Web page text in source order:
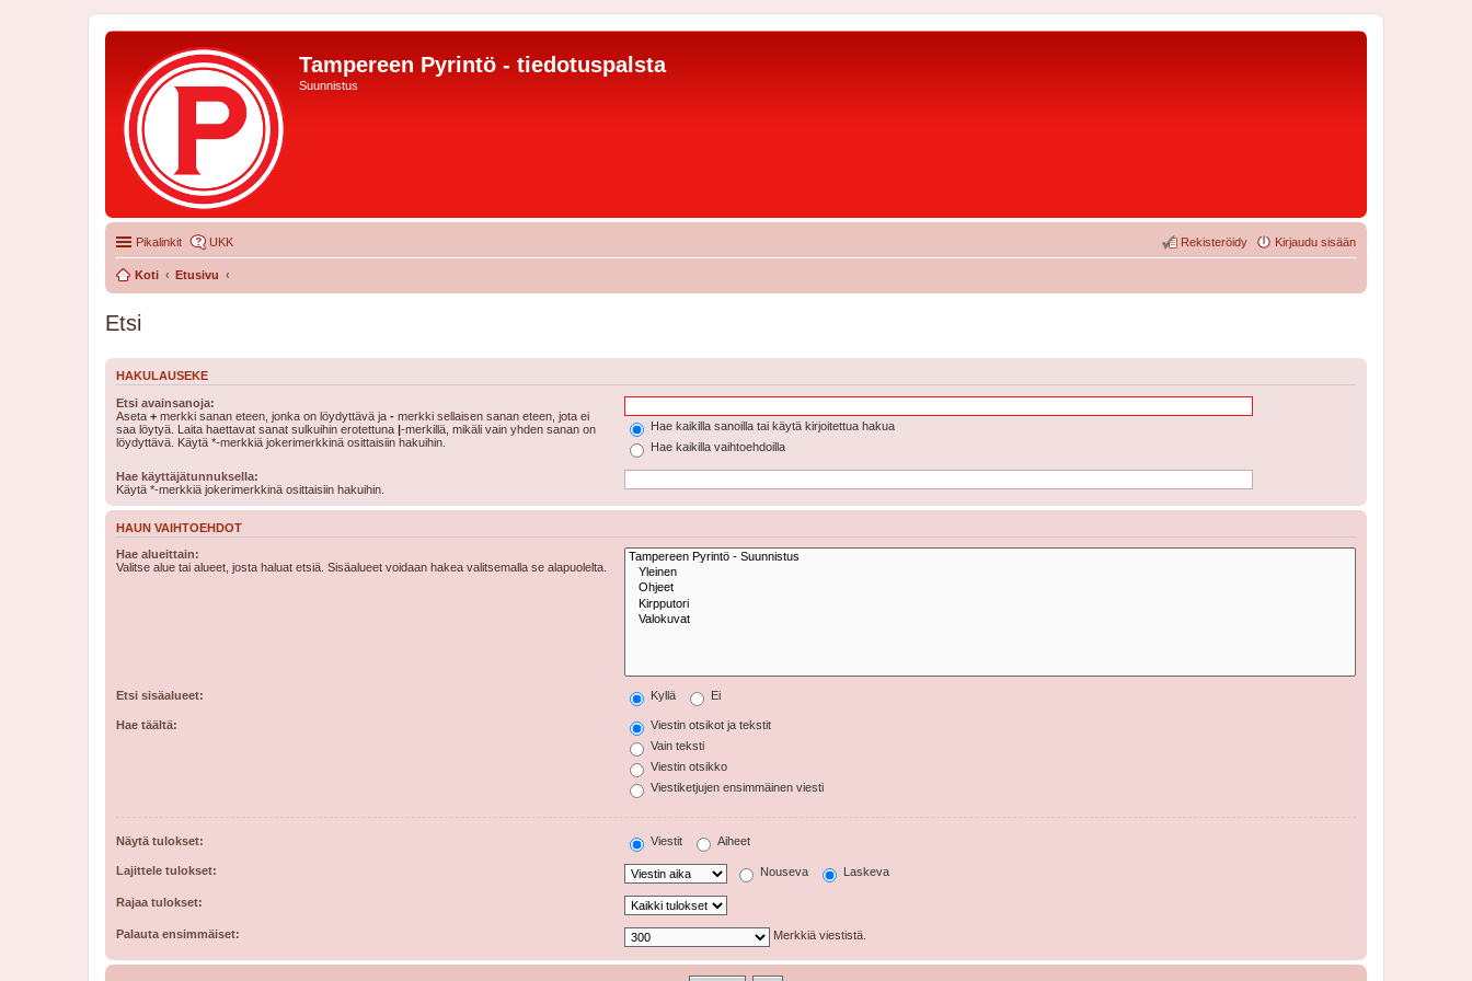
Tampereen Pyrintö - tiedotuspalsta
Suunnistus
Pikalinkit UKK Kirjaudu sisään
Rekisteröidy
Koti Etusivu
Etsi
HAKULAUSEKE
Etsi avainsanoja:
Aseta + merkki sanan eteen, jonka on löydyttävä ja - merkki sellaisen sanan eteen, jota ei
saa löytyä. Laita haettavat sanat sulkuihin erotettuna |-merkillä, mikäli vain yhden sanan on
löydyttävä. Käytä *-merkkiä jokerimerkkinä osittaisiin hakuihin.
Hae kaikilla sanoilla tai käytä kirjoitettua hakua
Hae kaikilla vaihtoehdoilla
Hae käyttäjätunnuksella:
Käytä *-merkkiä jokerimerkkinä osittaisiin hakuihin.
HAUN VAIHTOEHDOT
Hae alueittain:
Valitse alue tai alueet, josta haluat etsiä. Sisäalueet voidaan hakea valitsemalla se alapuolelta.
Etsi sisäalueet: Kyllä Ei
Hae täältä:
Viestin otsikot ja tekstit
Vain teksti
Viestin otsikko
Viestiketjujen ensimmäinen viesti
Näytä tulokset: Viestit Aiheet
Lajittele tulokset: Nouseva Laskeva
Rajaa tulokset:
Palauta ensimmäiset: Merkkiä viestistä.